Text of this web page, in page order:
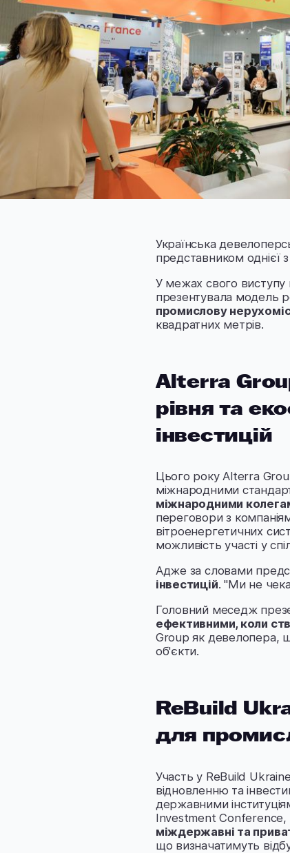
Українська
представником однієї
У межах свого
презентувала модель
промислову
квадратних метрів.
Alterra
рівня та
інвестицій
Цього року Alterra
міжнародними
міжнародними
переговори з
вітроенергетичних
можливість участі у
Адже за словами
інвестицій. "Ми не
Головний меседж
ефективними, коли
Group як девелопера,
об'єкти.
ReBuild
для
Участь у ReBuild
відновленню та
державними
Investment Conference,
міждержавні та
що визначатимуть